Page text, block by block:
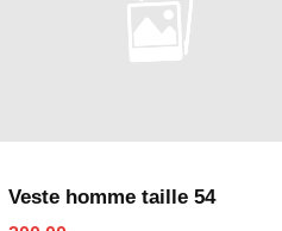
Veste homme taille 54